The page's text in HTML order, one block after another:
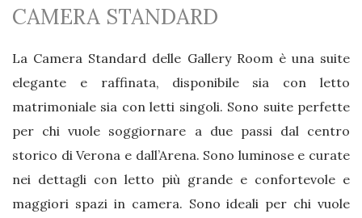
CAMERA STANDARD
La Camera Standard delle Gallery Room è una suite
elegante e raffinata, disponibile sia con letto
matrimoniale sia con letti singoli. Sono suite perfette
per chi vuole soggiornare a due passi dal centro
storico di Verona e dall’Arena. Sono luminose e curate
nei dettagli con letto più grande e confortevole e
maggiori spazi in camera. Sono ideali per chi vuole